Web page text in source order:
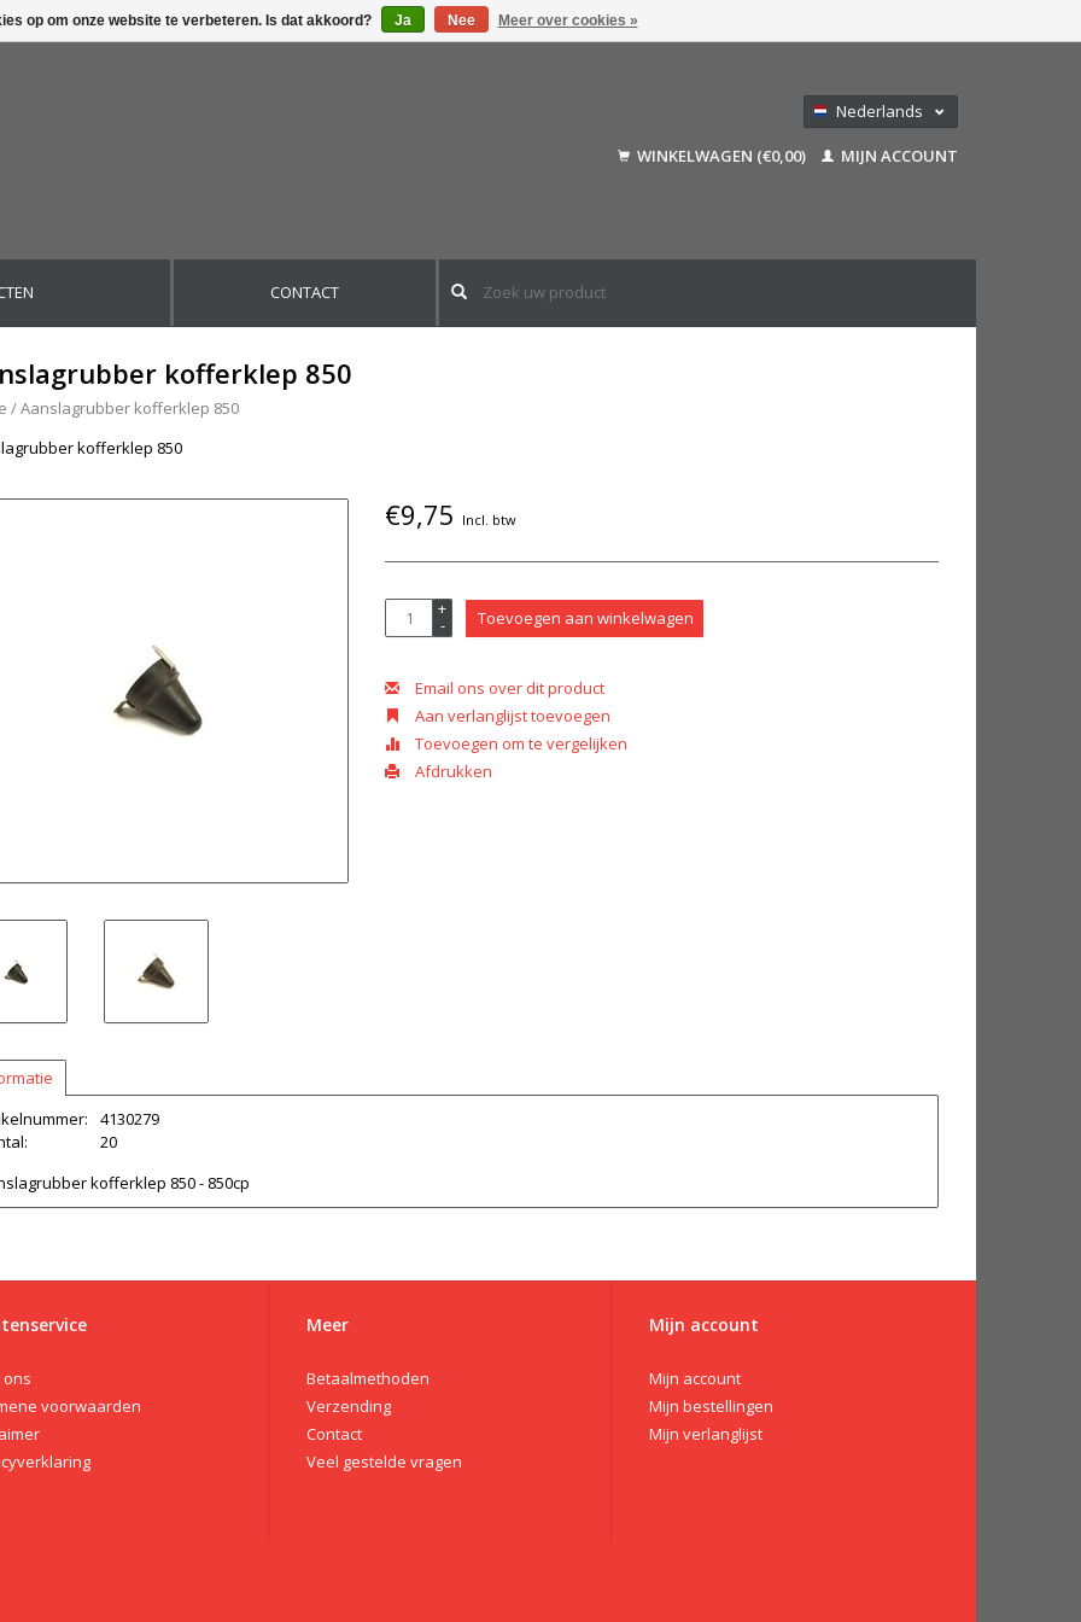
Nederlands
Français
WINKELWAGEN (€0,00) MIJN ACCOUNT
CONTACT
kofferklep 850
/Aanslagrubber kofferklep 850
kofferklep 850
€9,75 Incl. btw
+
- Toevoegen aan winkelwagen
Email ons over dit product
Aan verlanglijst toevoegen
Toevoegen om te vergelijken
Afdrukken
4130279
20
kofferklep 850 - 850cp
ons
voorwaarden
Meer
Betaalmethoden
Verzending
Contact
Veel gestelde vragen
Mijn account
Mijn account
Mijn bestellingen
Mijn verlanglijst
op om onze website te verbeteren. Is dat akkoord? Ja Nee Meer over cookies »